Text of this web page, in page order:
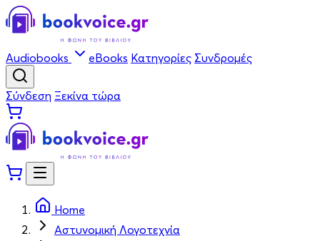
Audiobooks eBooks Κατηγορίες Συνδρομές
Σύνδεση Ξεκίνα τώρα
Home
Αστυνομική Λογοτεχνία